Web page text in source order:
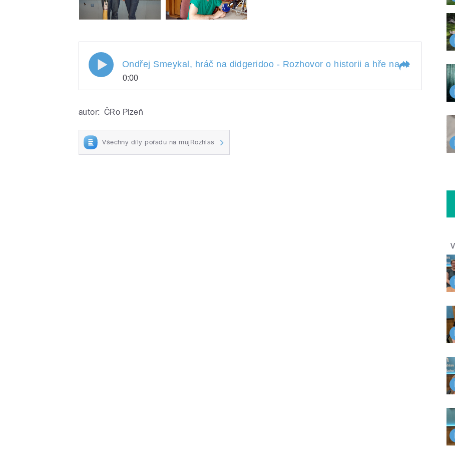
Ondřej Smeykal, hráč na didgeridoo - Rozhovor o historii a hře na tento
0:00
Rozhovor o historii a hře na tento nezvyklý
hudební nástroj, zpracování zvuků denního
života do hudební podoby, identitě, výuce a
Australanů, léčivosti
autor: ČRo Plzeň
Všechny díly pořadu na mujRozhlas